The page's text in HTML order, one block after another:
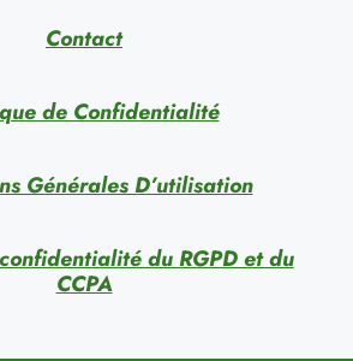
Contact
de Confidentialité
Générales D’utilisation
du RGPD et du
CCPA